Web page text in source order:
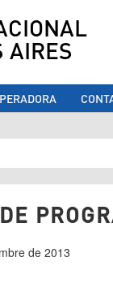
AIRES
de 2013